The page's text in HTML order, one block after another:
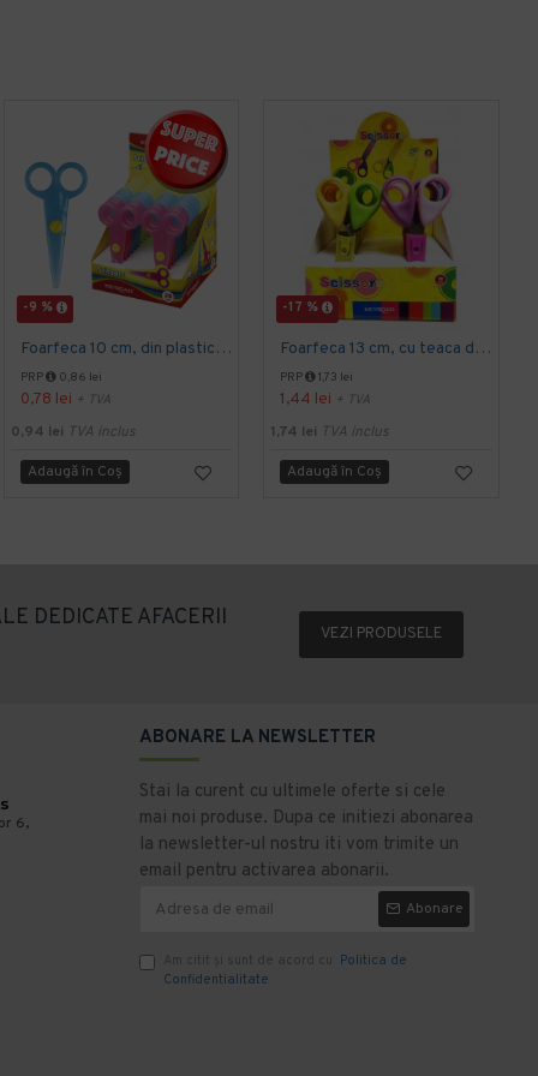
-9 %
Foarfeca 10 cm, din plastic, KEYROAD
PRP 0,86 lei
0,78 lei + TVA
0,94 lei TVA inclus
Adaugă în Coş
-17 %
Foarfeca 13 cm, cu teaca de protectie si maner bicolor, KEYROAD
PRP 1,73 lei
1,44 lei + TVA
1,74 lei TVA inclus
Adaugă în Coş
DEDICATE AFACERII
VEZI PRODUSELE
6,
ABONARE LA NEWSLETTER
Stai la curent cu ultimele oferte si cele
mai noi produse. Dupa ce initiezi abonarea
la newsletter-ul nostru iti vom trimite un
email pentru activarea abonarii.
Abonare
Am citit şi sunt de acord cu Politica de
Confidentialitate